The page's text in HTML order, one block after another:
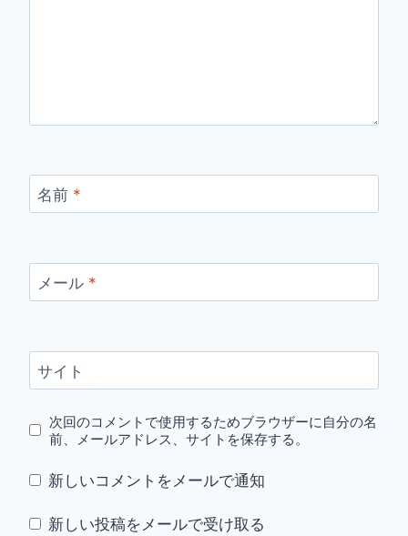
名前 *
メール *
サイト
次回のコメントで使用するためブラウザーに自分の名
前、メールアドレス、サイトを保存する。
新しいコメントをメールで通知
新しい投稿をメールで受け取る